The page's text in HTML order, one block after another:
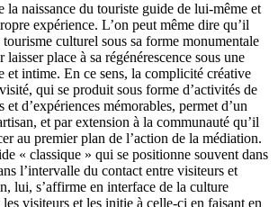
la naissance du touriste guide de lui-même et
expérience. L’on peut même dire qu’il
culturel sous sa forme monumentale
place à sa régénérescence sous une
et intime. En ce sens, la complicité créative
qui se produit sous forme d’activités de
et d’expériences mémorables, permet d’un
et par extension à la communauté qu’il
au premier plan de l’action de la médiation.
« classique » qui se positionne souvent dans
l’intervalle du contact entre visiteurs et
lui, s’affirme en interface de la culture
visiteurs et les initie à celle-ci en faisant en